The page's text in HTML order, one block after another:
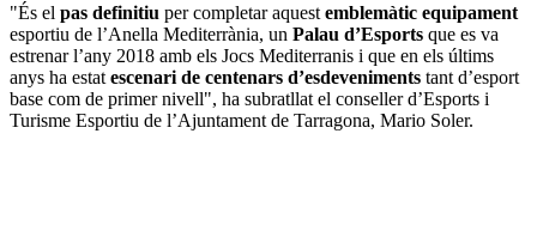
"És el pas definitiu per completar aquest emblemàtic equipament
esportiu de l’Anella Mediterrània, un Palau d’Esports que es va
estrenar l’any 2018 amb els Jocs Mediterranis i que en els últims
anys ha estat escenari de centenars d’esdeveniments tant d’esport
base com de primer nivell", ha subratllat el conseller d’Esports i
Turisme Esportiu de l’Ajuntament de Tarragona, Mario Soler.